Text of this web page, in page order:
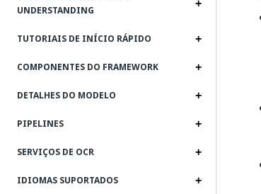
UNDERSTANDING
TUTORIAIS DE INÍCIO RÁPIDO
COMPONENTES DO FRAMEWORK
DETALHES DO MODELO
PIPELINES
SERVIÇOS DE OCR
IDIOMAS SUPORTADOS